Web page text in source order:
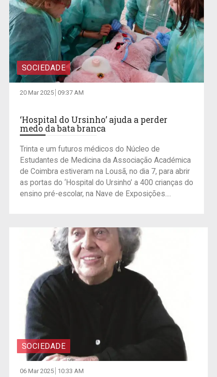
SOCIEDADE
20 Mar 2025 09:37 AM
‘Hospital do Ursinho’ ajuda a perder
medo da bata branca
Trinta e um futuros médicos do Núcleo de
Estudantes de Medicina da Associação Académica
de Coimbra estiveram na Lousã, no dia 7, para abrir
as portas do ‘Hospital do Ursinho’ a 400 crianças do
ensino pré-escolar, na Nave de Exposições....
SOCIEDADE
06 Mar 2025 10:33 AM